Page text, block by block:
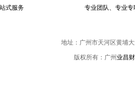
式服务 专业团队、专业专
地址：广州市天河区黄埔
版权所有：广州 业昌